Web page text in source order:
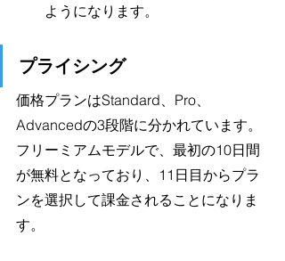
ようになります。
プライシング
価格プランはStandard、Pro、
Advancedの3段階に分かれています。
フリーミアムモデルで、最初の10日間
が無料となっており、11日目からプラ
ンを選択して課金されることになりま
す。